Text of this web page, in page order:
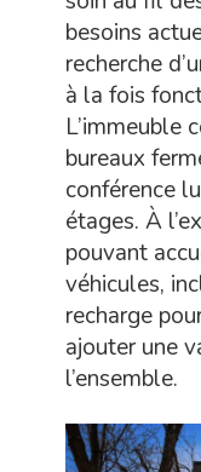
besoins
recherche
à la fois
L’immeuble
bureaux
conférence
étages. À
pouvant
véhicules,
recharge
ajouter une
l’ensemble.